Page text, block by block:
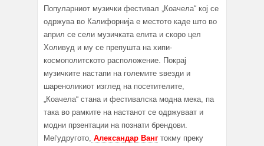
Популарниот музички фестивал „Коачела“ кој се
одржува во Калифорнија е местото каде што во
април се сели музичката елита и скоро цел
Холивуд и му се препушта на хипи-
космополитското расположение. Покрај
музичките настапи на големите ѕвезди и
шареноликиот изглед на посетителите,
„Коачела“ стана и фестивалска модна мека, па
така во рамките на настанот се одржуваат и
модни прзентации на познати брендови.
Меѓудругото, Александар Ванг токму преку